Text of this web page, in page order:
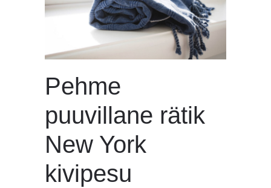
Pehme
puuvillane rätik
New York
kivipesu